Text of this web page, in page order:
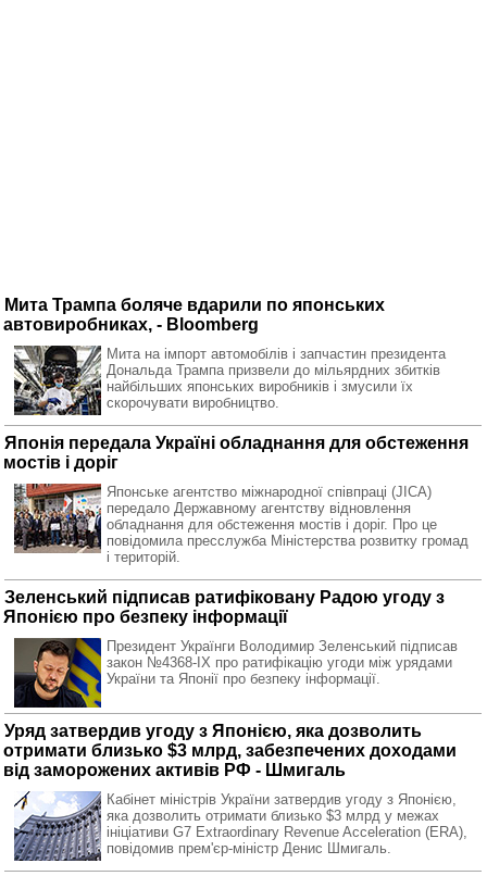
Мита Трампа боляче вдарили по японських
автовиробниках, - Bloomberg
Мита на імпорт автомобілів і запчастин президента
Дональда Трампа призвели до мільярдних збитків
найбільших японських виробників і змусили їх
скорочувати виробництво.
Японія передала Україні обладнання для обстеження
мостів і доріг
Японське агентство міжнародної співпраці (JICA)
передало Державному агентству відновлення
обладнання для обстеження мостів і доріг. Про це
повідомила пресслужба Міністерства розвитку громад
і територій.
Зеленський підписав ратифіковану Радою угоду з
Японією про безпеку інформації
Президент Українги Володимир Зеленський підписав
закон №4368-IX про ратифікацію угоди між урядами
України та Японії про безпеку інформації.
Уряд затвердив угоду з Японією, яка дозволить
отримати близько $3 млрд, забезпечених доходами
від заморожених активів РФ - Шмигаль
Кабінет міністрів України затвердив угоду з Японією,
яка дозволить отримати близько $3 млрд у межах
ініціативи G7 Extraordinary Revenue Acceleration (ERA),
повідомив прем'єр-міністр Денис Шмигаль.